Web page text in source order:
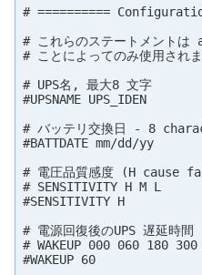
# ==========
# これらのステートメン
# ことによってのみ使用されま
# UPS名, 最大8 文字
#UPSNAME UPS_IDEN
# バッテリ交換日 - 8
#BATTDATE mm/dd/yy
# 電圧品質感度 (H
# SENSITIVITY H M L
#SENSITIVITY H
# 電源回復後のUPS 遅延時
# WAKEUP 000 060 180
#WAKEUP 60